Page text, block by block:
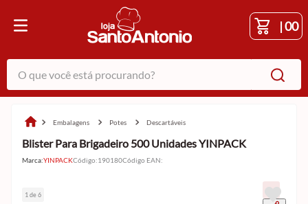
|00
O que você está procurando?
embalagens potes descartáveis
Blister Para Brigadeiro 500 Unidades YINPACK
Marca:YINPACKCódigo:190180Código EAN:
1 de 6